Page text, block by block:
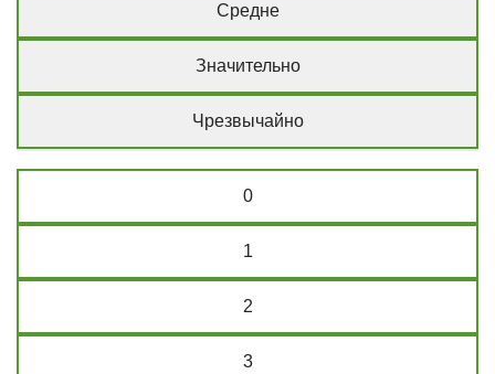
Средне
Значительно
Чрезвычайно
0
1
2
3